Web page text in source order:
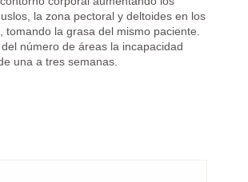
la zona pectoral y deltoides en los
tomando la grasa del mismo paciente.
número de áreas la incapacidad
una a tres semanas.